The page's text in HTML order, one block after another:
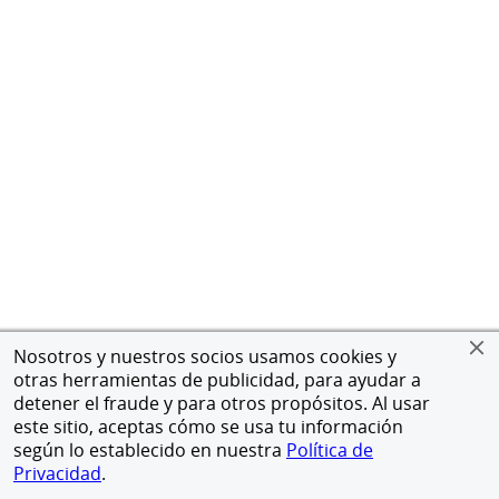
Nosotros y nuestros socios usamos cookies y
otras herramientas de publicidad, para ayudar a
detener el fraude y para otros propósitos. Al usar
este sitio, aceptas cómo se usa tu información
según lo establecido en nuestra Política de
Privacidad.